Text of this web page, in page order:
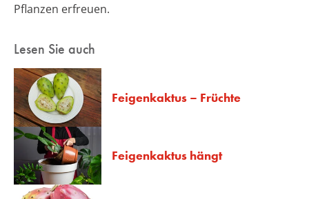
Pflanzen erfreuen.
Lesen Sie auch
Feigenkaktus – Früchte
Feigenkaktus hängt